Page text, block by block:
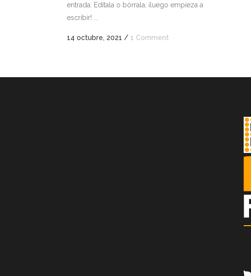
entrada. Edítala o bórrala, ¡luego empieza a
escribir! ...
14 octubre, 2021 / 1 Comment